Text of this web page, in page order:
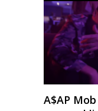
A$AP